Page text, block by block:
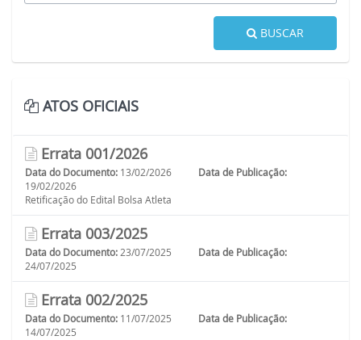
BUSCAR
ATOS OFICIAIS
Errata 001/2026
Data do Documento: 13/02/2026
Data de Publicação:
19/02/2026
Retificação do Edital Bolsa Atleta
Errata 003/2025
Data do Documento: 23/07/2025
Data de Publicação:
24/07/2025
Errata 002/2025
Data do Documento: 11/07/2025
Data de Publicação:
14/07/2025